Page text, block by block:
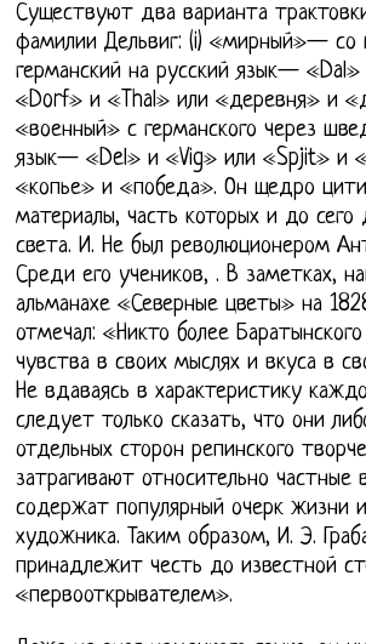
Существуют два варианта
фамилии Дельвиг: (i) «мирный»— со
германский на русский язык—
«Dorf» и «Thal» или «деревня» и
«военный» с германского через
язык— «Del» и «Vig» или «Spjit» и
«копье» и «победа». Он щедро
материалы, часть которых и до
света. И. Не был революционером
Среди его учеников, . В заметках,
альманахе «Северные цветы» на
отмечал: «Никто более
чувства в своих мыслях и вкуса в
Не вдаваясь в характеристику
следует только сказать, что они
отдельных сторон репинского
затрагивают относительно частные
содержат популярный очерк жизни
художника. Таким образом, И. Э.
принадлежит честь до известной
«первооткрывателем».